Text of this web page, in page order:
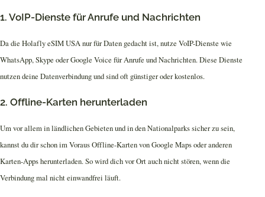
1. VoIP-Dienste für Anrufe und Nachrichten
Da die Holafly eSIM USA nur für Daten gedacht ist, nutze VoIP-Dienste wie
WhatsApp, Skype oder Google Voice für Anrufe und Nachrichten. Diese Dienste
nutzen deine Datenverbindung und sind oft günstiger oder kostenlos.
2. Offline-Karten herunterladen
Um vor allem in ländlichen Gebieten und in den Nationalparks sicher zu sein,
kannst du dir schon im Voraus Offline-Karten von Google Maps oder anderen
Karten-Apps herunterladen. So wird dich vor Ort auch nicht stören, wenn die
Verbindung mal nicht einwandfrei läuft.